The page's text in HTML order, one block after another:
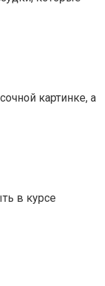
картинке, а
в курсе